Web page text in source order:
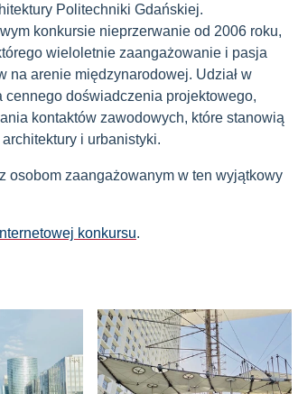
Politechniki Gdańskiej.
konkursie nieprzerwanie od 2006 roku,
wieloletnie zaangażowanie i pasja
na arenie międzynarodowej. Udział w
doświadczenia projektowego,
kontaktów zawodowych, które stanowią
i urbanistyki.
osobom zaangażowanym w ten wyjątkowy
konkursu.